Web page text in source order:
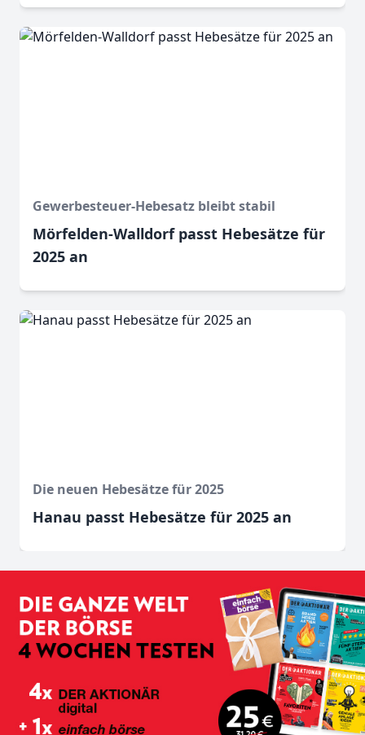
Gewerbesteuer-Hebesatz bleibt stabil
Mörfelden-Walldorf passt Hebesätze für
2025 an
Die neuen Hebesätze für 2025
Hanau passt Hebesätze für 2025 an